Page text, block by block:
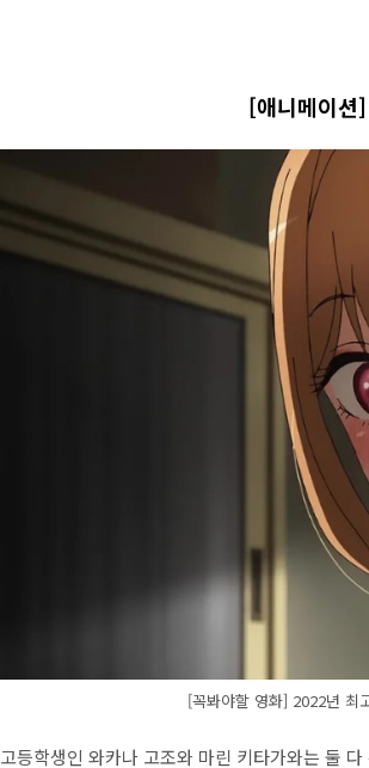
[애니메이션
[꼭봐야할 영화] 2022년 최
고등학생인 와카나 고조와 마린 키타가와는 둘